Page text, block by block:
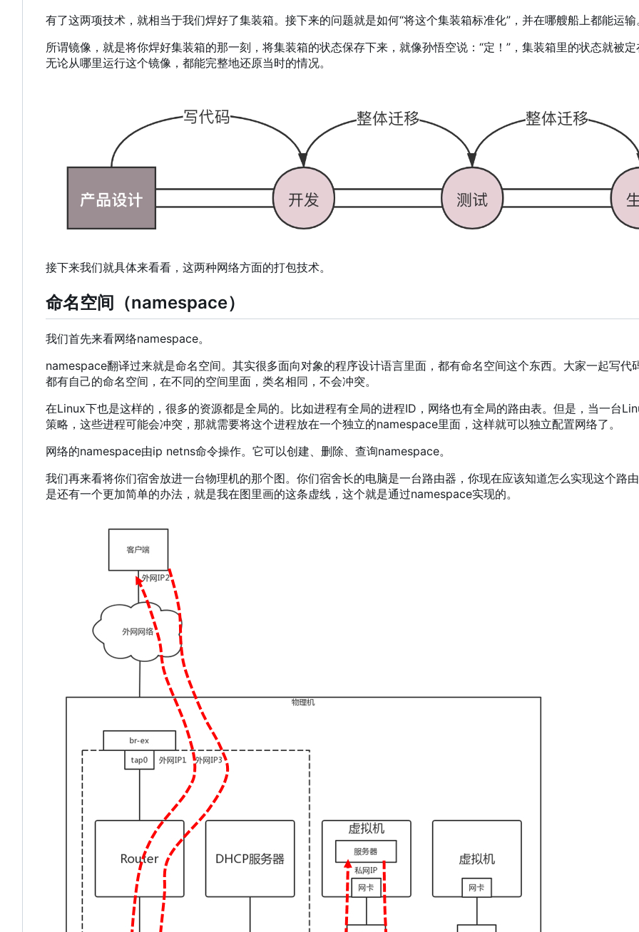
有了这两项技术，就相当于我们焊好了集装箱。接下来的问题就是如何“将这个集装箱标准化”，并在哪艘船上都能运
所谓镜像，就是将你焊好集装箱的那一刻，将集装箱的状态保存下来，就像孙悟空说：“定！”，集装箱里的状态就被
无论从哪里运行这个镜像，都能完整地还原当时的情况。
接下来我们就具体来看看，这两种网络方面的打包技术。
命名空间 （namespace）
我们首先来看网络namespace。
namespace翻译过来就是命名空间。其实很多面向对象的程序设计语言里面 ， 都有命名空间这个东西。大家一起写代
都有自己的命名空间 ， 在不同的空间里面 ， 类名相同 ， 不会冲突。
在Linux下也是这样的 ， 很多的资源都是全局的。比如进程有全局的进程ID ， 网络也有全局的路由表。但是 ， 当一台
策略 ， 这些进程可能会冲突 ， 那就需要将这个进程放在一个独立的namespace里面 ， 这样就可以独立配置网络了。
网络的namespace由ip netns命令操作。它可以创建、删除、查询namespace。
我们再来看将你们宿舍放进一台物理机的那个图。你们宿舍长的电脑是一台路由器 ， 你现在应该知道怎么实现这个路
是还有一个更加简单的办法 ， 就是我在图里画的这条虚线 ， 这个就是通过namespace实现的。